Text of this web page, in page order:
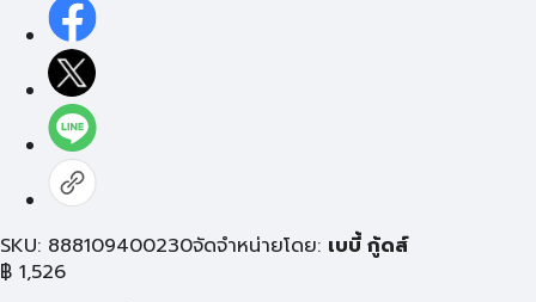
SKU: 888109400230จัดจำหน่ายโดย: เบบี้ กู้ดส์
฿ 1,526